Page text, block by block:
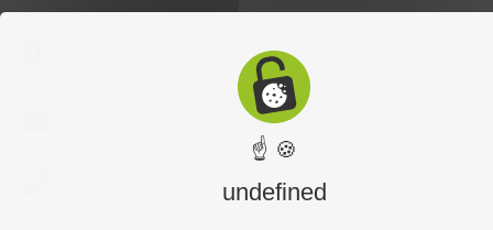
contact@lapalissetourisme.com
☝ 🍪
undefined